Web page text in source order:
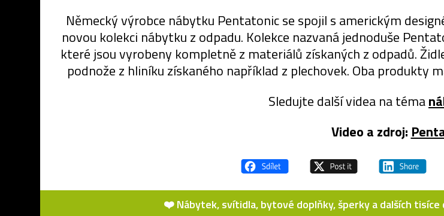
Německý výrobce nábytku Pentatonic se spojil s americkým
novou kolekci nábytku z odpadu. Kolekce nazvaná jednoduše
které jsou vyrobeny kompletně z materiálů získaných z odpadů.
podnože z hliníku získaného například z plechovek. Oba produkty
Sledujte další videa na téma
Video a zdroj:
❤️ Nábytek, svítidla, bytové doplňky, šperky a dalších